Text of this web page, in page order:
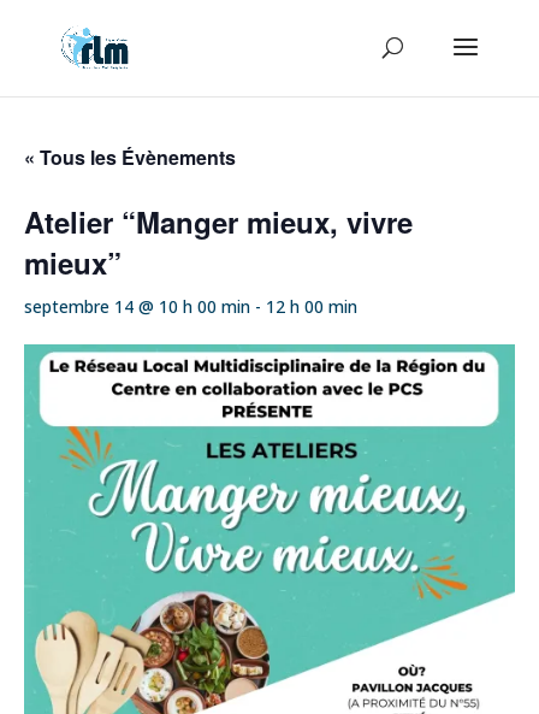
« Tous les Évènements
Atelier “Manger mieux, vivre
mieux”
septembre 14 @ 10 h 00 min - 12 h 00 min